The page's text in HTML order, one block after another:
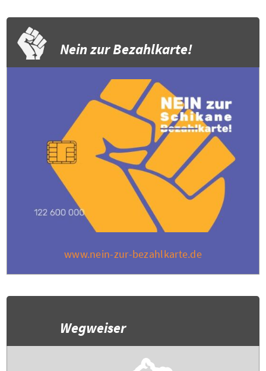
Nein zur Bezahlkarte!
www.nein-zur-bezahlkarte.de
Wegweiser